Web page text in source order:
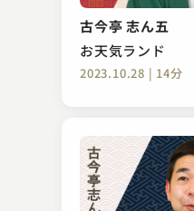
古今亭 志ん五
お天気ランド
2023.10.28 | 14分
熊の皮
2023.05.12 | 14分